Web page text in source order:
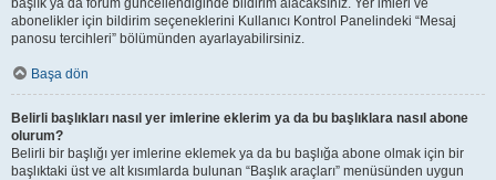
başlık ya da forum güncellendiğinde bildirim alacaksınız. Yer imleri ve
abonelikler için bildirim seçeneklerini Kullanıcı Kontrol Panelindeki “Mesaj
panosu tercihleri” bölümünden ayarlayabilirsiniz.
Başa dön
Belirli başlıkları nasıl yer imlerine eklerim ya da bu başlıklara nasıl abone
olurum?
Belirli bir başlığı yer imlerine eklemek ya da bu başlığa abone olmak için bir
başlıktaki üst ve alt kısımlarda bulunan “Başlık araçları” menüsünden uygun